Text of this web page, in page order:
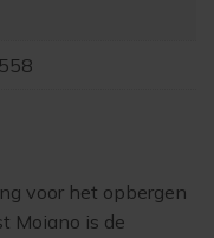
voor het opbergen
Moiano is de